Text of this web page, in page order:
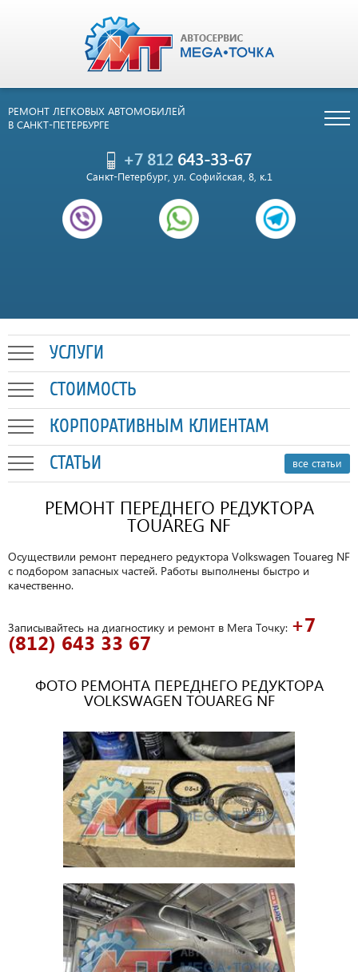
РЕМОНТ ЛЕГКОВЫХ АВТОМОБИЛЕЙ
В САНКТ-ПЕТЕРБУРГЕ
+7 812643-33-67
Санкт-Петербург, ул. Софийская, 8, к.1
УСЛУГИ
СТОИМОСТЬ
КОРПОРАТИВНЫМ КЛИЕНТАМ
СТАТЬИ
все статьи
РЕМОНТ ПЕРЕДНЕГО РЕДУКТОРА
TOUAREG NF
Осуществили ремонт переднего редуктора Volkswagen Touareg NF
с подбором запасных частей. Работы выполнены быстро и
качественно.
Записывайтесь на диагностику и ремонт в Мега Точку: +7
(812) 643 33 67
ФОТО РЕМОНТА ПЕРЕДНЕГО РЕДУКТОРА
VOLKSWAGEN TOUAREG NF